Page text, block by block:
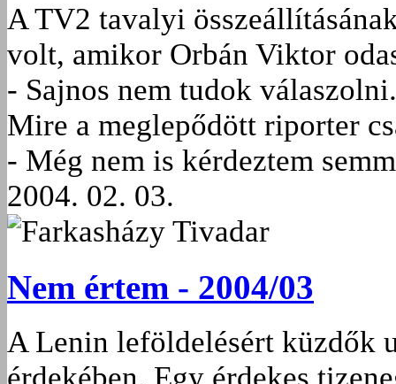
A TV2 tavalyi
volt, amikor Orbán Viktor
- Sajnos nem tudok válaszolni.
Mire a meglepődött riporter
- Még nem is kérdeztem
2004. 02. 03.
Farkasházy Tivadar
Nem értem - 2004/03
A Lenin leföldelésért küzdők
érdekében. Egy érdekes